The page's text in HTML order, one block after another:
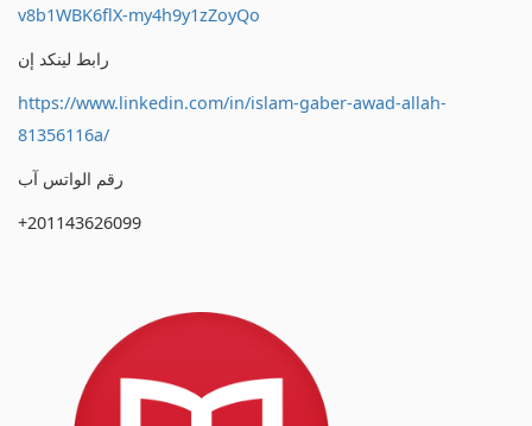
v8b1WBK6flX-my4h9y1zZoyQo
رابط لينكد إن
https://www.linkedin.com/in/islam-gaber-awad-allah-
81356116a/
رقم الواتس آب
+201143626099